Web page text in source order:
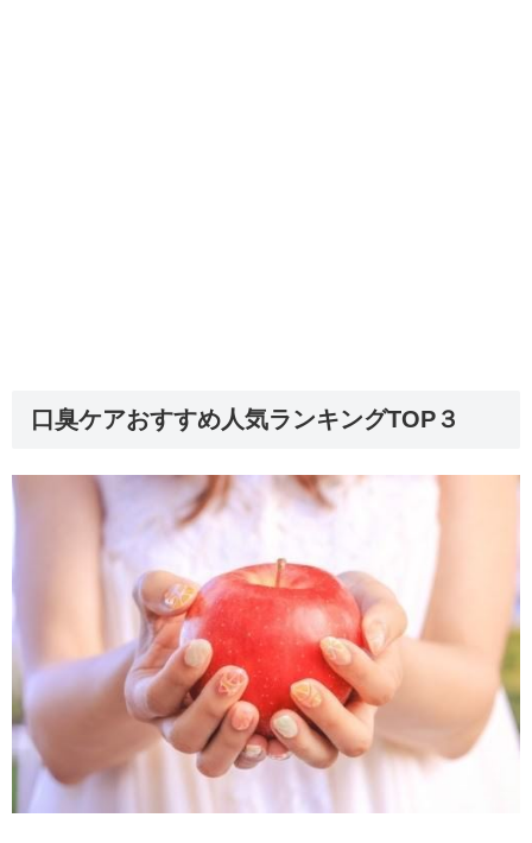
口臭ケアおすすめ人気ランキングTOP３